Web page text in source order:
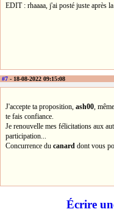
EDIT : rhaaaa, j'ai posté juste après
#7 - 18-08-2022 09:15:08
J'accepte ta proposition, ash00,
te fais confiance.
Je renouvelle mes félicitations aux
participation...
Concurrence du canard dont vous
Écrire